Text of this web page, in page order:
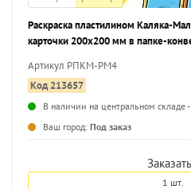
Раскраска пластилином Каляка-
карточки 200х200 мм в папке-
Артикул РПКМ-РМ4
Код 213657
В наличии на центральном складе
Ваш город: Под заказ
1 шт.